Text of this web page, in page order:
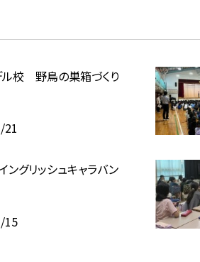
校 野鳥の巣箱づくり
21
グリッシュキャラバン
15